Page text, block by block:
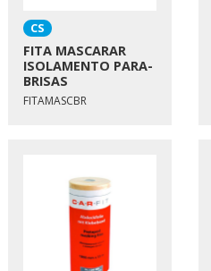
CS
FITA MASCARAR
ISOLAMENTO PARA-
BRISAS
FITAMASCBR